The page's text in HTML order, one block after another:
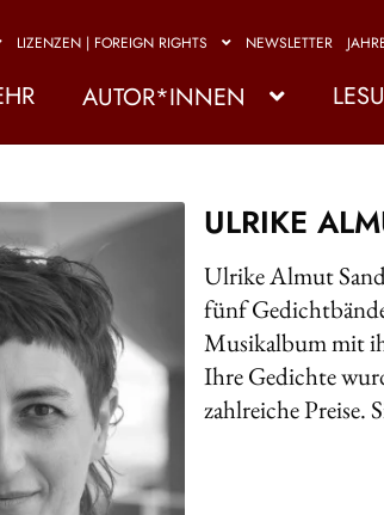
LIZENZEN | FOREIGN RIGHTS NEWSLETTER
AUTOR*INNEN
ULRIKE
Ulrike Almut
fünf
Musikalbum mit
Ihre Gedichte
zahlreiche Preise.